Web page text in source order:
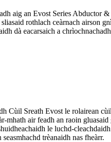
aig an Evost Series Abductor
rothlach ceàrnach airson
dà eacarsaich a
Cùil Sreath Evost le rolairean
mhath air feadh an raoin
le luchd-
trèanaidh nas fheàrr.